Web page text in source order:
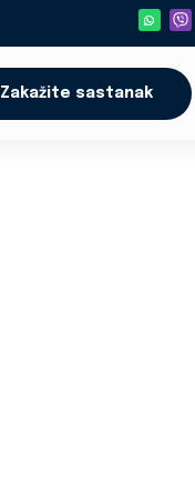
Zakažite sastanak